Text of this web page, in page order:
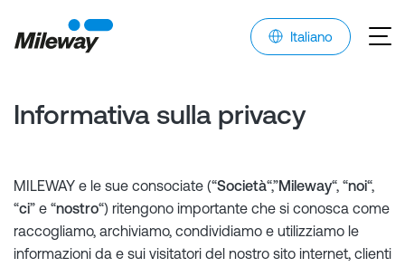
Italiano
Informativa sulla privacy
MILEWAY e le sue consociate (“Società“,”Mileway“, “noi“,
“ci” e “nostro“) ritengono importante che si conosca come
raccogliamo, archiviamo, condividiamo e utilizziamo le
informazioni da e sui visitatori del nostro sito internet, clienti